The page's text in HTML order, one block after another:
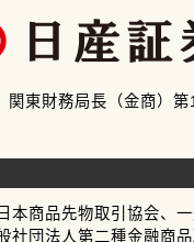
東財務局長（金商）
本商品先物取引協会、
社団法人第二種金融商